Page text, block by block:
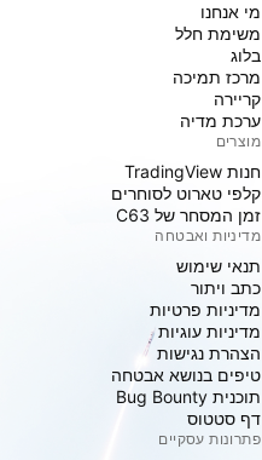
מי אנחנו
משימת חלל
בלוג
מרכז תמיכה
קריירה
ערכת מדיה
מוצרים
חנות TradingView
קלפי טארוט לסוחרים
זמן המסחר של C63
מדיניות ואבטחה
תנאי שימוש
כתב ויתור
מדיניות פרטיות
מדיניות עוגיות
הצהרת נגישות
טיפים בנושא אבטחה
תוכנית Bug Bounty
דף סטטוס
פתרונות עסקיים